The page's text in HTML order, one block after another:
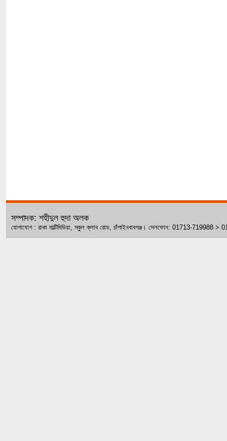
সম্পাদক: শহীদুল হুদা অলক
যোগাযোগ : রাকা মাল্টিমিডিয়া, স্কুল ক্লাব রোড, চাঁপাইনবাবগঞ্জ। সেলফোন: 01713-